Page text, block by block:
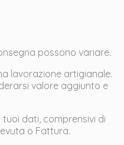
possono variare.
lavorazione artigianale.
valore aggiunto e
tuoi dati, comprensivi di
o Fattura.